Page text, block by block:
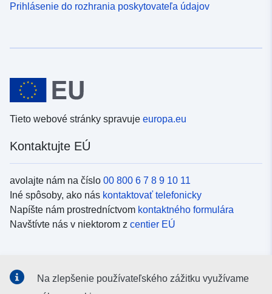
Prihlásenie do rozhrania poskytovateľa údajov
Tieto webové stránky spravuje europa.eu
Kontaktujte EÚ
avolajte nám na číslo 00 800 6 7 8 9 10 11
Iné spôsoby, ako nás kontaktovať telefonicky
Napíšte nám prostredníctvom kontaktného formulára
Navštívte nás v niektorom z centier EÚ
Na zlepšenie používateľského zážitku využívame